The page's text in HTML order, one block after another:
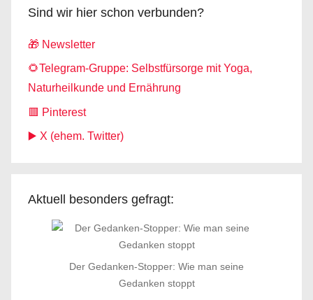
Sind wir hier schon verbunden?
🎁 Newsletter
🌻Telegram-Gruppe: Selbstfürsorge mit Yoga,
Naturheilkunde und Ernährung
🟥 Pinterest
▶️ X (ehem. Twitter)
Aktuell besonders gefragt:
Der Gedanken-Stopper: Wie man seine
Gedanken stoppt